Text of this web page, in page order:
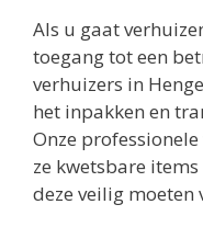
Als u gaat
toegang tot een
verhuizers in
het inpakken en
Onze
ze kwetsbare
deze veilig moeten